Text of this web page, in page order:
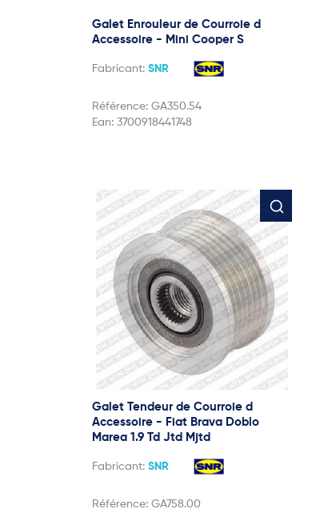
Galet Enrouleur de Courroie d
Accessoire - Mini Cooper S
Fabricant: SNR
Référence: GA350.54
Ean: 3700918441748
Galet Tendeur de Courroie d
Accessoire - Fiat Brava Doblo
Marea 1.9 Td Jtd Mjtd
Fabricant: SNR
Référence: GA758.00